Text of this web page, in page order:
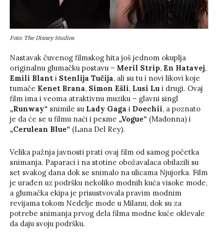
Foto: The Disney Studios
Nastavak čuvenog filmskog hita još jednom okuplja
originalnu glumačku postavu – Meril Strip, En Hatavej,
Emili Blant i Stenlija Tučija, ali su tu i novi likovi koje
tumače Kenet Brana, Simon Ešli, Lusi Lu i drugi. Ovaj
film ima i veoma atraktivnu muziku – glavni singl
„Runway“ snimile su Lady Gaga i Doechii, a poznato
je da će se u filmu naći i pesme „Vogue“ (Madonna) i
„Cerulean Blue“ (Lana Del Rey).
Velika pažnja javnosti prati ovaj film od samog početka
snimanja. Paparaci i na stotine obožavalaca obilazili su
set svakog dana dok se snimalo na ulicama Njujorka. Film
je urađen uz podršku nekoliko modnih kuća visoke mode,
a glumačka ekipa je prisustvovala pravim modnim
revijama tokom Nedelje mode u Milanu, dok su za
potrebe snimanja prvog dela filma modne kuće oklevale
da daju svoju podršku.